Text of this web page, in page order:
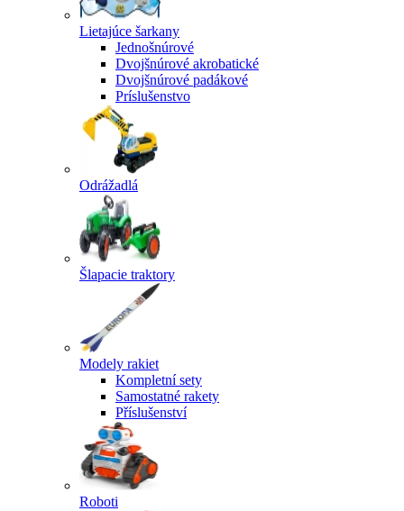
Lietajúce šarkany
Jednošnúrové
Dvojšnúrové akrobatické
Dvojšnúrové padákové
Príslušenstvo
Odrážadlá
Šlapacie traktory
Modely rakiet
Kompletní sety
Samostatné rakety
Příslušenství
Roboti